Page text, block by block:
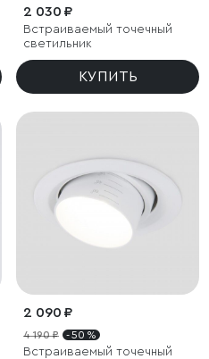
2 030 ₽
Встраиваемый точечный
светильник
КУПИТЬ
2 090 ₽
4 190 ₽ - 50 %
Встраиваемый точечный